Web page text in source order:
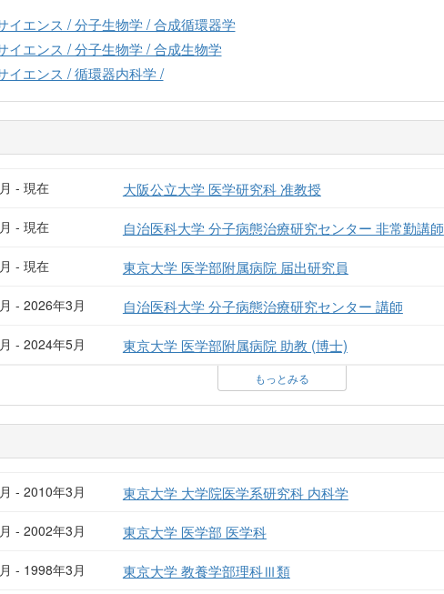
イエンス / 分子生物学 / 合成循環器学
イエンス / 分子生物学 / 合成生物学
イエンス / 循環器内科学 /
- 現在 大阪公立大学 医学研究科 准教授
- 現在 自治医科大学 分子病態治療研究センター 非常勤講師
- 現在 東京大学 医学部附属病院 届出研究員
- 2026年3月 自治医科大学 分子病態治療研究センター 講師
- 2024年5月 東京大学 医学部附属病院 助教 (博士)
もっとみる
- 2010年3月 東京大学 大学院医学系研究科 内科学
- 2002年3月 東京大学 医学部 医学科
- 1998年3月 東京大学 教養学部理科Ⅲ類